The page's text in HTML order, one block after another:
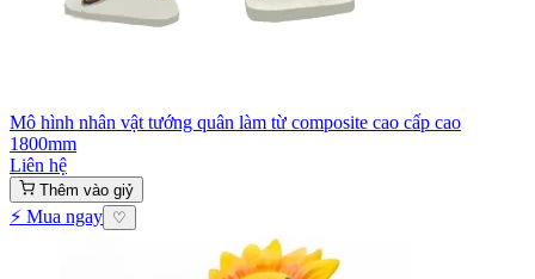
Mô hình nhân vật tướng quân làm từ composite cao cấp cao
1800mm
Liên hệ
Thêm vào giỷ
⚡ Mua ngay ♡